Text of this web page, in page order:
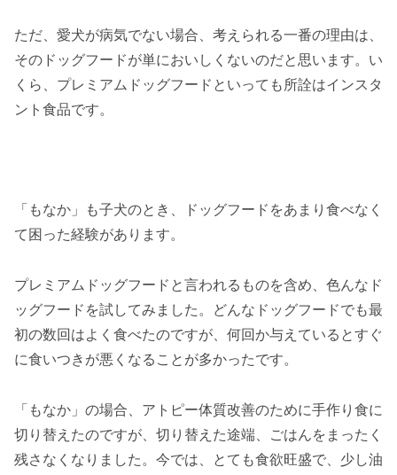
ただ、愛犬が病気でない場合、考えられる一番の理由は、
そのドッグフードが単においしくないのだと思います。い
くら、プレミアムドッグフードといっても所詮はインスタ
ント食品です。
「もなか」も子犬のとき、ドッグフードをあまり食べなく
て困った経験があります。
プレミアムドッグフードと言われるものを含め、色んなド
ッグフードを試してみました。どんなドッグフードでも最
初の数回はよく食べたのですが、何回か与えているとすぐ
に食いつきが悪くなることが多かったです。
「もなか」の場合、アトピー体質改善のために手作り食に
切り替えたのですが、切り替えた途端、ごはんをまったく
残さなくなりました。今では、とても食欲旺盛で、少し油